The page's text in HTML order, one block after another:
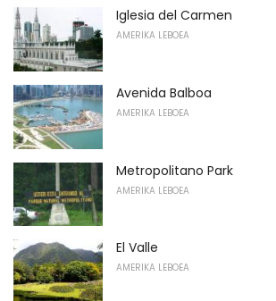
Iglesia del Carmen
AMERIKA LEBOEA
Avenida Balboa
AMERIKA LEBOEA
Metropolitano Park
AMERIKA LEBOEA
El Valle
AMERIKA LEBOEA